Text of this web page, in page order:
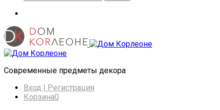
Cовременные предметы декора
Вход | Регистрация
Корзина0